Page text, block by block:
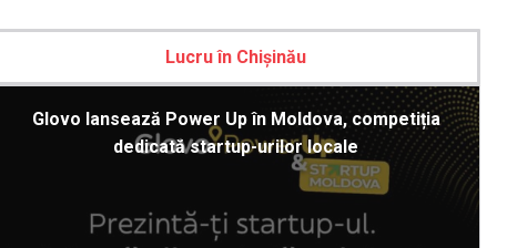
Lucru în Chișinău
Glovo lansează Power Up în Moldova, competiția
dedicată startup-urilor locale